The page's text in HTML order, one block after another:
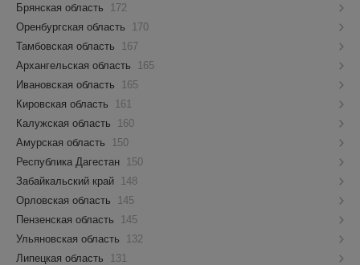
Брянская область
172
Оренбургская область
170
Тамбовская область
167
Архангельская область
165
Ивановская область
165
Кировская область
161
Калужская область
160
Амурская область
150
Республика Дагестан 150
Забайкальский край 148
Орловская область
145
Пензенская область
145
Ульяновская область
132
Липецкая область
131